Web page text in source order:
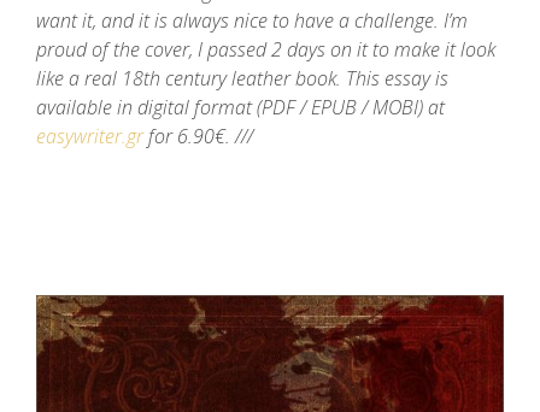
want it, and it is always nice to have a challenge. I’m
proud of the cover, I passed 2 days on it to make it look
like a real 18th century leather book. This essay is
available in digital format (PDF / EPUB / MOBI) at
easywriter.grfor 6.90€. ///